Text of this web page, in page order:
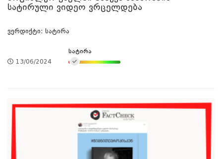
სატირული ვიდეო ვრცელდება
ვერდიქტი: სატირა
13/06/2024
სატირა